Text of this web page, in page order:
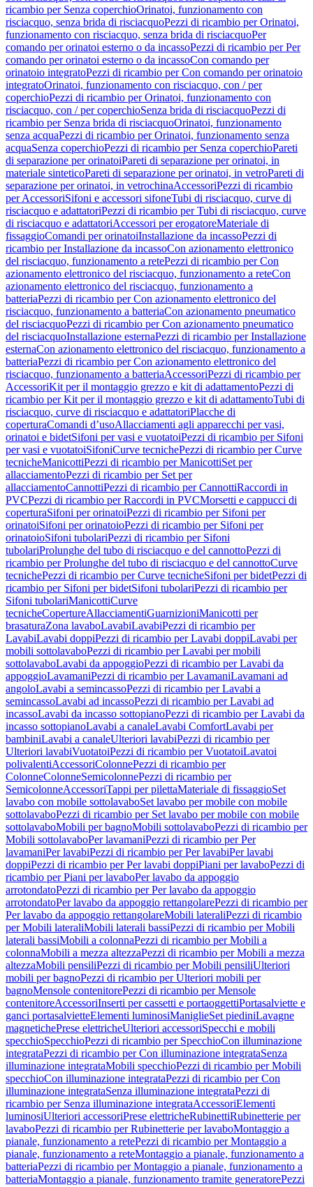
ricambio per Senza coperchioOrinatoi, funzionamento con
risciacquo, senza brida di risciacquoPezzi di ricambio per Orinatoi,
funzionamento con risciacquo, senza brida di risciacquoPer
comando per orinatoi esterno o da incassoPezzi di ricambio per Per
comando per orinatoi esterno o da incassoCon comando per
orinatoio integratoPezzi di ricambio per Con comando per orinatoio
integratoOrinatoi, funzionamento con risciacquo, con / per
coperchioPezzi di ricambio per Orinatoi, funzionamento con
risciacquo, con / per coperchioSenza brida di risciacquoPezzi di
ricambio per Senza brida di risciacquoOrinatoi, funzionamento
senza acquaPezzi di ricambio per Orinatoi, funzionamento senza
acquaSenza coperchioPezzi di ricambio per Senza coperchioPareti
di separazione per orinatoiPareti di separazione per orinatoi, in
materiale sinteticoPareti di separazione per orinatoi, in vetroPareti di
separazione per orinatoi, in vetrochinaAccessoriPezzi di ricambio
per AccessoriSifoni e accessori sifoneTubi di risciacquo, curve di
risciacquo e adattatoriPezzi di ricambio per Tubi di risciacquo, curve
di risciacquo e adattatoriAccessori per erogatoreMateriale di
fissaggioComandi per orinatoiInstallazione da incassoPezzi di
ricambio per Installazione da incassoCon azionamento elettronico
del risciacquo, funzionamento a retePezzi di ricambio per Con
azionamento elettronico del risciacquo, funzionamento a reteCon
azionamento elettronico del risciacquo, funzionamento a
batteriaPezzi di ricambio per Con azionamento elettronico del
risciacquo, funzionamento a batteriaCon azionamento pneumatico
del risciacquoPezzi di ricambio per Con azionamento pneumatico
del risciacquoInstallazione esternaPezzi di ricambio per Installazione
esternaCon azionamento elettronico del risciacquo, funzionamento a
batteriaPezzi di ricambio per Con azionamento elettronico del
risciacquo, funzionamento a batteriaAccessoriPezzi di ricambio per
AccessoriKit per il montaggio grezzo e kit di adattamentoPezzi di
ricambio per Kit per il montaggio grezzo e kit di adattamentoTubi di
risciacquo, curve di risciacquo e adattatoriPlacche di
coperturaComandi d’usoAllacciamenti agli apparecchi per vasi,
orinatoi e bidetSifoni per vasi e vuotatoiPezzi di ricambio per Sifoni
per vasi e vuotatoiSifoniCurve tecnichePezzi di ricambio per Curve
tecnicheManicottiPezzi di ricambio per ManicottiSet per
allacciamentoPezzi di ricambio per Set per
allacciamentoCannottiPezzi di ricambio per CannottiRaccordi in
PVCPezzi di ricambio per Raccordi in PVCMorsetti e cappucci di
coperturaSifoni per orinatoiPezzi di ricambio per Sifoni per
orinatoiSifoni per orinatoioPezzi di ricambio per Sifoni per
orinatoioSifoni tubolariPezzi di ricambio per Sifoni
tubolariProlunghe del tubo di risciacquo e del cannottoPezzi di
ricambio per Prolunghe del tubo di risciacquo e del cannottoCurve
tecnichePezzi di ricambio per Curve tecnicheSifoni per bidetPezzi di
ricambio per Sifoni per bidetSifoni tubolariPezzi di ricambio per
Sifoni tubolariManicottiCurve
tecnicheCopertureAllacciamentiGuarnizioniManicotti per
brasaturaZona lavaboLavabiLavabiPezzi di ricambio per
LavabiLavabi doppiPezzi di ricambio per Lavabi doppiLavabi per
mobili sottolavaboPezzi di ricambio per Lavabi per mobili
sottolavaboLavabi da appoggioPezzi di ricambio per Lavabi da
appoggioLavamaniPezzi di ricambio per LavamaniLavamani ad
angoloLavabi a semincassoPezzi di ricambio per Lavabi a
semincassoLavabi ad incassoPezzi di ricambio per Lavabi ad
incassoLavabi da incasso sottopianoPezzi di ricambio per Lavabi da
incasso sottopianoLavabi a canaleLavabi ComfortLavabi per
bambiniLavabi a canaleUlteriori lavabiPezzi di ricambio per
Ulteriori lavabiVuotatoiPezzi di ricambio per VuotatoiLavatoi
polivalentiAccessoriColonnePezzi di ricambio per
ColonneColonneSemicolonnePezzi di ricambio per
SemicolonneAccessoriTappi per pilettaMateriale di fissaggioSet
lavabo con mobile sottolavaboSet lavabo per mobile con mobile
sottolavaboPezzi di ricambio per Set lavabo per mobile con mobile
sottolavaboMobili per bagnoMobili sottolavaboPezzi di ricambio per
Mobili sottolavaboPer lavamaniPezzi di ricambio per Per
lavamaniPer lavabiPezzi di ricambio per Per lavabiPer lavabi
doppiPezzi di ricambio per Per lavabi doppiPiani per lavaboPezzi di
ricambio per Piani per lavaboPer lavabo da appoggio
arrotondatoPezzi di ricambio per Per lavabo da appoggio
arrotondatoPer lavabo da appoggio rettangolarePezzi di ricambio per
Per lavabo da appoggio rettangolareMobili lateraliPezzi di ricambio
per Mobili lateraliMobili laterali bassiPezzi di ricambio per Mobili
laterali bassiMobili a colonnaPezzi di ricambio per Mobili a
colonnaMobili a mezza altezzaPezzi di ricambio per Mobili a mezza
altezzaMobili pensiliPezzi di ricambio per Mobili pensiliUlteriori
mobili per bagnoPezzi di ricambio per Ulteriori mobili per
bagnoMensole contenitorePezzi di ricambio per Mensole
contenitoreAccessoriInserti per cassetti e portaoggettiPortasalviette e
ganci portasalvietteElementi luminosiManiglieSet piediniLavagne
magnetichePrese elettricheUlteriori accessoriSpecchi e mobili
specchioSpecchioPezzi di ricambio per SpecchioCon illuminazione
integrataPezzi di ricambio per Con illuminazione integrataSenza
illuminazione integrataMobili specchioPezzi di ricambio per Mobili
specchioCon illuminazione integrataPezzi di ricambio per Con
illuminazione integrataSenza illuminazione integrataPezzi di
ricambio per Senza illuminazione integrataAccessoriElementi
luminosiUlteriori accessoriPrese elettricheRubinettiRubinetterie per
lavaboPezzi di ricambio per Rubinetterie per lavaboMontaggio a
pianale, funzionamento a retePezzi di ricambio per Montaggio a
pianale, funzionamento a reteMontaggio a pianale, funzionamento a
batteriaPezzi di ricambio per Montaggio a pianale, funzionamento a
batteriaMontaggio a pianale, funzionamento tramite generatorePezzi